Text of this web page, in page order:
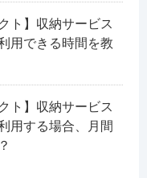
ト】収納サービス
用できる時間を教
ト】収納サービス
用する場合、月間